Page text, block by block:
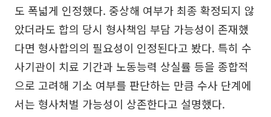
도 폭넓게 인정했다. 중상해 여부가 최종 확정되지 않
았더라도 합의 당시 형사책임 부담 가능성이 존재했
다면 형사합의의 필요성이 인정된다고 봤다. 특히 수
사기관이 치료 기간과 노동능력 상실률 등을 종합적
으로 고려해 기소 여부를 판단하는 만큼 수사 단계에
서는 형사처벌 가능성이 상존한다고 설명했다.